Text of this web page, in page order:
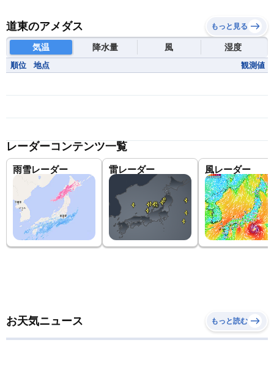
道東のアメダス もっと見る
気温 降水量 風 湿度
順位 地点 観測値
レーダーコンテンツ一覧
雨雪レーダー 雷レーダー 風レーダー
お天気ニュース もっと読む